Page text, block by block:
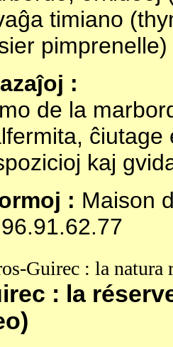
timiano
:
de la
kaj
: Maison
Guirec : la natura
: la